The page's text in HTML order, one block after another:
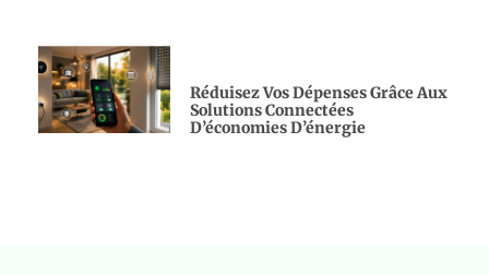
Réduisez Vos Dépenses Grâce Aux
Solutions Connectées
D’économies D’énergie